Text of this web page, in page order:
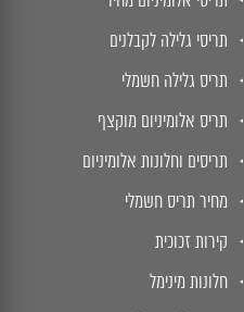
תריסי גלילה לקבלנים
תריס גלילה חשמלי
תריס אלומיניום מוקצף
תריסים וחלונות אלומיניום
מחיר תריס חשמלי
קירות זכוכית
חלונות מינימל